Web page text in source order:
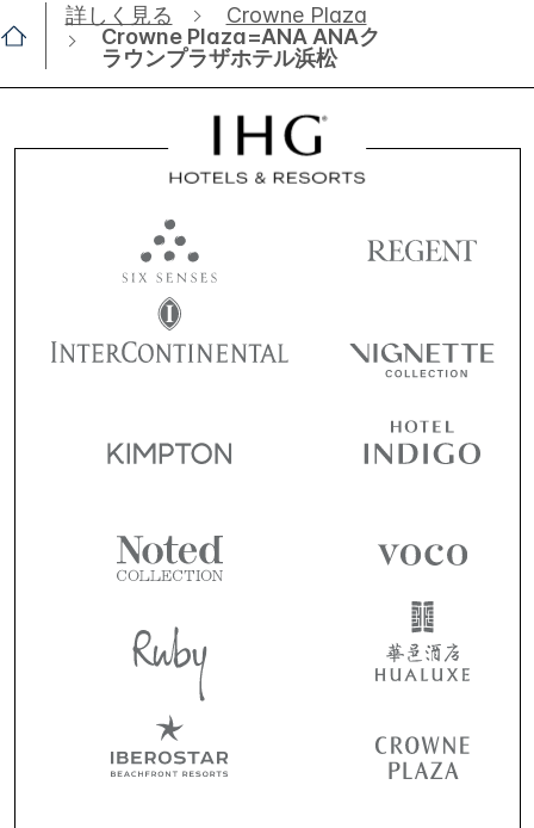
詳しく見る
Crowne Plaza
Crowne Plaza=ANA ANAク
ラウンプラザホテル浜松